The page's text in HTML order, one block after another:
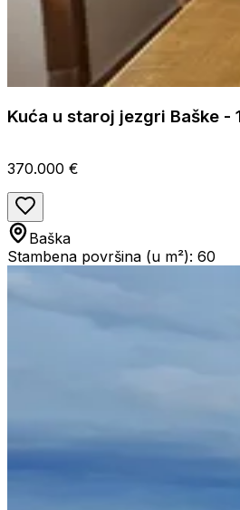
Kuća u staroj jezgri Baške -
370.000 €
Baška
Stambena površina (u m²): 60